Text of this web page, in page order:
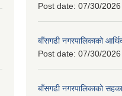
Post date: 07/30/
बाँसगढी नगरपालिकाको
Post date: 07/30/
बाँसगढी नगरपालिकाको